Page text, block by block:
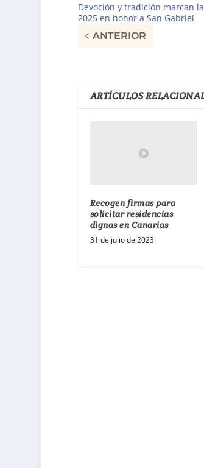
Devoción y tradición marcan
2025 en honor a San Gabriel
ANTERIOR
ARTÍCULOS
Recogen firmas para
solicitar residencias
dignas en Canarias
31 de julio de 2023